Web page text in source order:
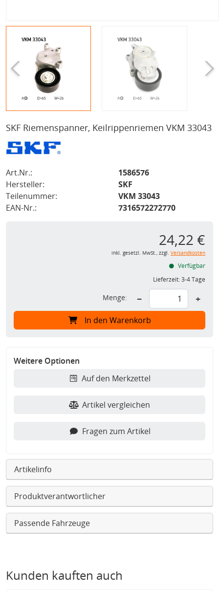
SKF Riemenspanner, Keilrippenriemen VKM 33043
Art.Nr.:
1586576
Hersteller:
SKF
Teilenummer:
VKM 33043
EAN-Nr.:
7316572272770
24,22 €
inkl. gesetzl. MwSt., zzgl. Versandkosten
Verfügbar
Lieferzeit:3-4 Tage
Menge: − +
In den Warenkorb
Weitere Optionen
Auf den Merkzettel
Artikel vergleichen
Fragen zum Artikel
Artikelinfo
Produktverantwortlicher
Passende Fahrzeuge
Kunden kauften auch